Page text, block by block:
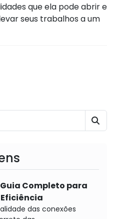
que ela pode abrir e
seus trabalhos a um
Completo para
das conexões